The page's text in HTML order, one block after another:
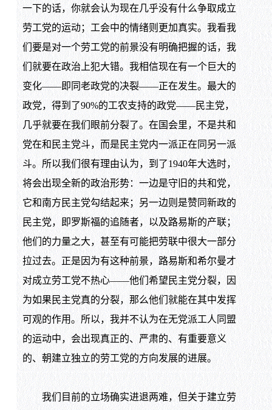
一下的话，你就会认为现在几乎没有什么争取成立
劳工党的运动；工会中的情绪则更加真实。我看我
们要是对一个劳工党的前景没有明确把握的话，我
们就要在政治上犯大错。我相信现在有一个巨大的
变化——即同老政党的决裂——正在发生。最大的
政党，得到了90%的工农支持的政党——民主党，
几乎就要在我们眼前分裂了。在国会里，不是共和
党在和民主党斗，而是民主党内一派正在同另一派
斗。所以我们很有理由认为，到了1940年大选时，
将会出现全新的政治形势：一边是守旧的共和党，
它和南方民主党勾结起来；另一边则是赞同新政的
民主党，即罗斯福的追随者，以及路易斯的产联；
他们的力量之大，甚至有可能把劳联中很大一部分
拉过去。正是因为有这种前景，路易斯和希尔曼才
对成立劳工党不热心——他们希望民主党分裂，因
为如果民主党真的分裂，那么他们就能在其中发挥
可观的作用。所以，我并不认为在无党派工人同盟
的运动中，会出现真正的、严肃的、有重要意义
的、朝建立独立的劳工党的方向发展的进展。
我们目前的立场确实进退两难，但关于建立劳